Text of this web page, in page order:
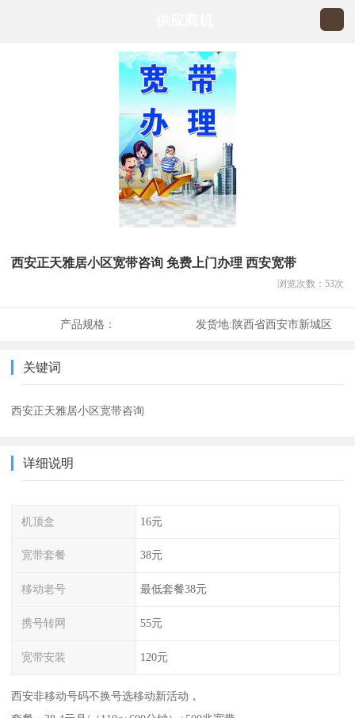
西安正天雅居小区宽带咨询 免费上门办理 西安宽带
浏览次数： 53次
产品规格： 发货地:陕西省西安市新城区
关键词
西安正天雅居小区宽带咨询
详细说明
机顶盒 16元
宽带套餐 38元
移动老号 最低套餐38元
携号转网 55元
宽带安装 120元
西安非移动号码不换号选移动新活动，